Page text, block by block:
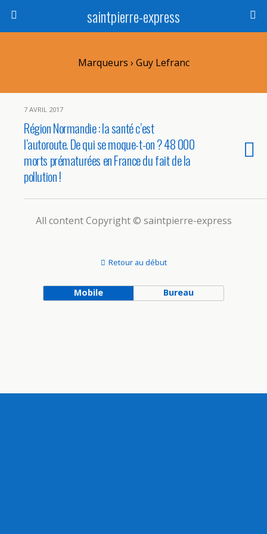
saintpierre-express
Marqueurs › Guy Lefranc
7 AVRIL 2017
Région Normandie : la santé c’est
l’autoroute. De qui se moque-t-on ? 48 000
morts prématurées en France du fait de la
pollution !
All content Copyright © saintpierre-express
Retour au début
Mobile Bureau